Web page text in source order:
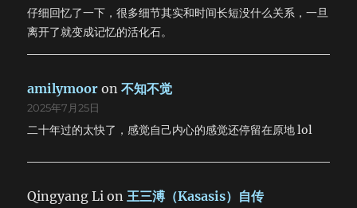
仔细回忆了一下，很多细节其实和时间长短没什么关系，一旦
离开了就变成记忆的活化石。
amilymoor on不知不觉
2025年7月25日
二十年过的太快了，感觉自己内心的感觉还停留在原地 lol
Qingyang Li on王三溥（Kasasis）自传